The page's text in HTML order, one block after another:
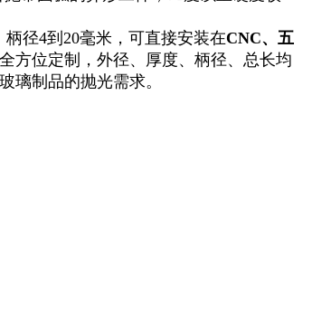
径4到20毫米，可直接安装在CNC、五
方位定制，外径、厚度、柄径、总长均
璃制品的抛光需求。